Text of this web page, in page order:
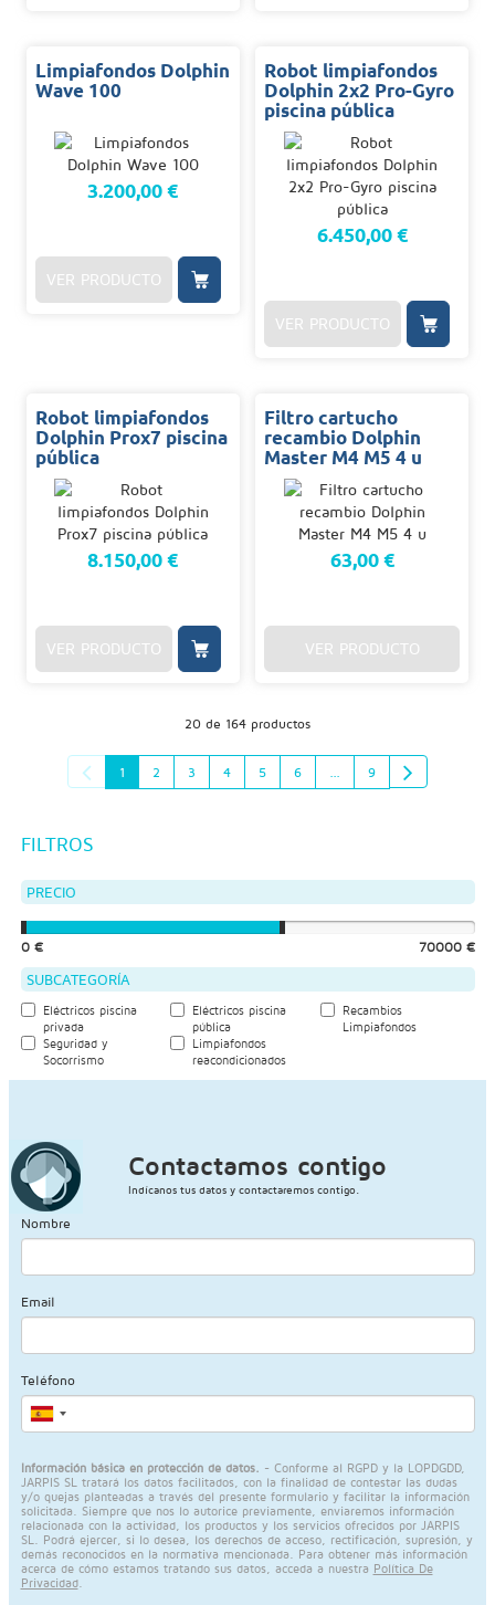
Limpiafondos Dolphin
Wave 100
3.200,00 €
VER PRODUCTO
Robot limpiafondos
Dolphin 2x2 Pro-Gyro
piscina pública
6.450,00 €
VER PRODUCTO
Robot limpiafondos
Dolphin Prox7 piscina
pública
8.150,00 €
VER PRODUCTO
Filtro cartucho
recambio Dolphin
Master M4 M5 4 u
63,00 €
VER PRODUCTO
20 de 164 productos
1 2 3 4 5 6 9
FILTROS
PRECIO
0 € 70000 €
SUBCATEGORÍA
Eléctricos piscina
privada
Eléctricos piscina
pública
Recambios
Limpiafondos
Seguridad y
Socorrismo
Limpiafondos
reacondicionados
Contactamos contigo
Indícanos tus datos y contactaremos contigo.
Nombre
Email
Teléfono
Información básica en protección de datos. - Conforme al RGPD y la LOPDGDD,
JARPIS SL tratará los datos facilitados, con la finalidad de contestar las dudas
y/o quejas planteadas a través del presente formulario y facilitar la información
solicitada. Siempre que nos lo autorice previamente, enviaremos información
relacionada con la actividad, los productos y los servicios ofrecidos por JARPIS
SL. Podrá ejercer, si lo desea, los derechos de acceso, rectificación, supresión, y
demás reconocidos en la normativa mencionada. Para obtener más información
acerca de cómo estamos tratando sus datos, acceda a nuestra Política De
Privacidad.